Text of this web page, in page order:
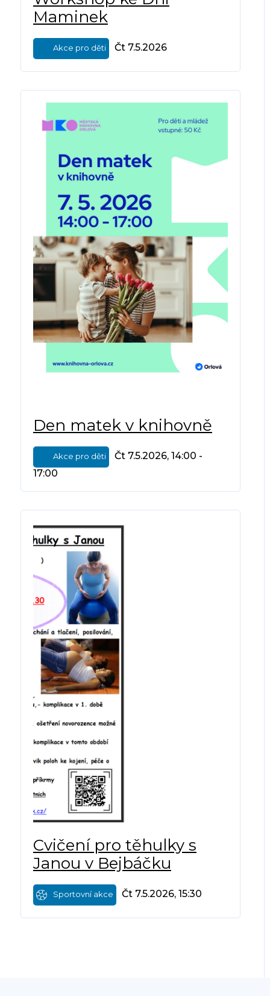
Maminek
Akce pro děti Čt 7.5.2026
Den matek v knihovně
Akce pro děti
Čt 7.5.2026, 14:00 -
17:00
Cvičení pro těhulky s
Janou v Bejbáčku
Sportovní akce Čt 7.5.2026, 15:30